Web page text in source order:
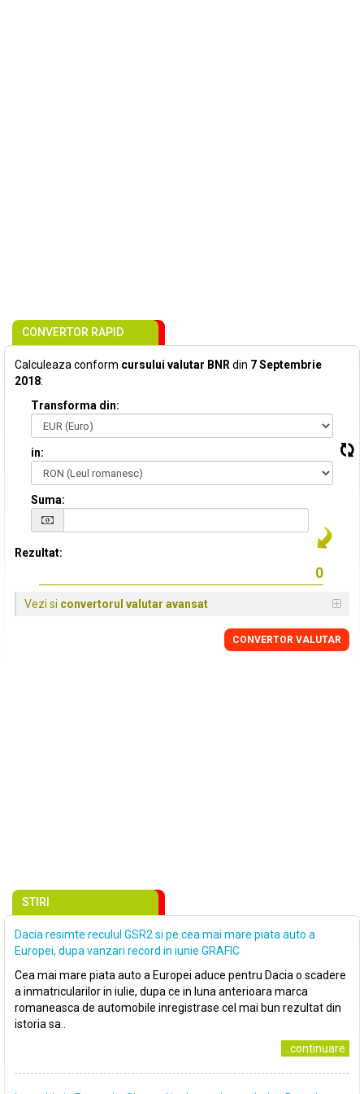
CONVERTOR RAPID
Calculeaza conform cursului valutar BNR din 7 Septembrie
2018:
Transforma din:
in:
Suma:
Rezultat:
Vezi si convertorul valutar avansat
CONVERTOR VALUTAR
STIRI
Dacia resimte reculul GSR2 si pe cea mai mare piata auto a
Europei, dupa vanzari record in iunie GRAFIC
Cea mai mare piata auto a Europei aduce pentru Dacia o scadere
a inmatricularilor in iulie, dupa ce in luna anterioara marca
romaneasca de automobile inregistrase cel mai bun rezultat din
istoria sa..
..continuare